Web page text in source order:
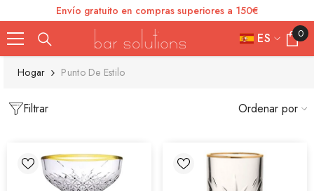
SKIP TO CONTENT
Envío gratuito en compras superiores a 150€
ES
FR
IT
DE
0
0
Hogar Punto De Estilo
Filtrar Ordenar por